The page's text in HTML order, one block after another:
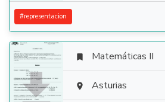
#representacion

 Matemáticas II
 Asturias